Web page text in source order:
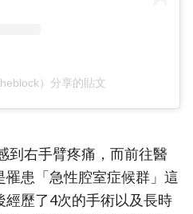
）分享的貼文
到右手臂疼痛，而前往醫
患「急性腔室症候群」這
歷了4次的手術以及長時